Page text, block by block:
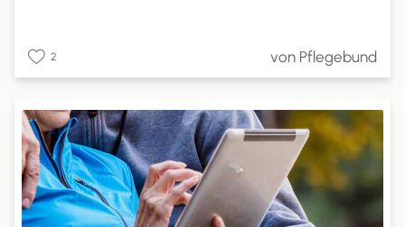
Einrichtungen, die rund um die Uhr professionelle Pflege
und Unterstützung bieten.
2 von Pflegebund